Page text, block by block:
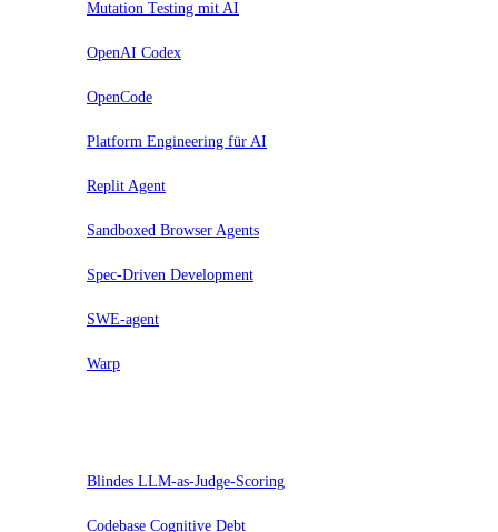
Mutation Testing mit AI
OpenAI Codex
OpenCode
Platform Engineering für AI
Replit Agent
Sandboxed Browser Agents
Spec-Driven Development
SWE-agent
Warp
Blindes LLM-as-Judge-Scoring
Codebase Cognitive Debt